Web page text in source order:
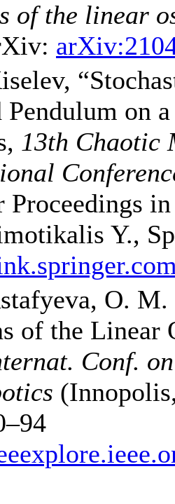
of the linear
on
13th Chaotic
Proceedings
Y.,
O.
of the
Conf.